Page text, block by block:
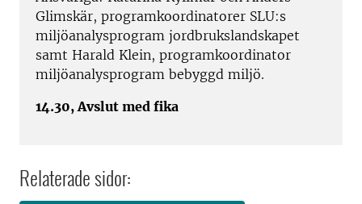
Glimskär, programkoordinatorer SLU:s
miljöanalysprogram jordbrukslandskapet
samt Harald Klein, programkoordinator
miljöanalysprogram bebyggd miljö.
14.30, Avslut med fika
Relaterade sidor: